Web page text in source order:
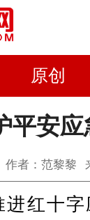
原创
平安
作者：范黎黎
进红十